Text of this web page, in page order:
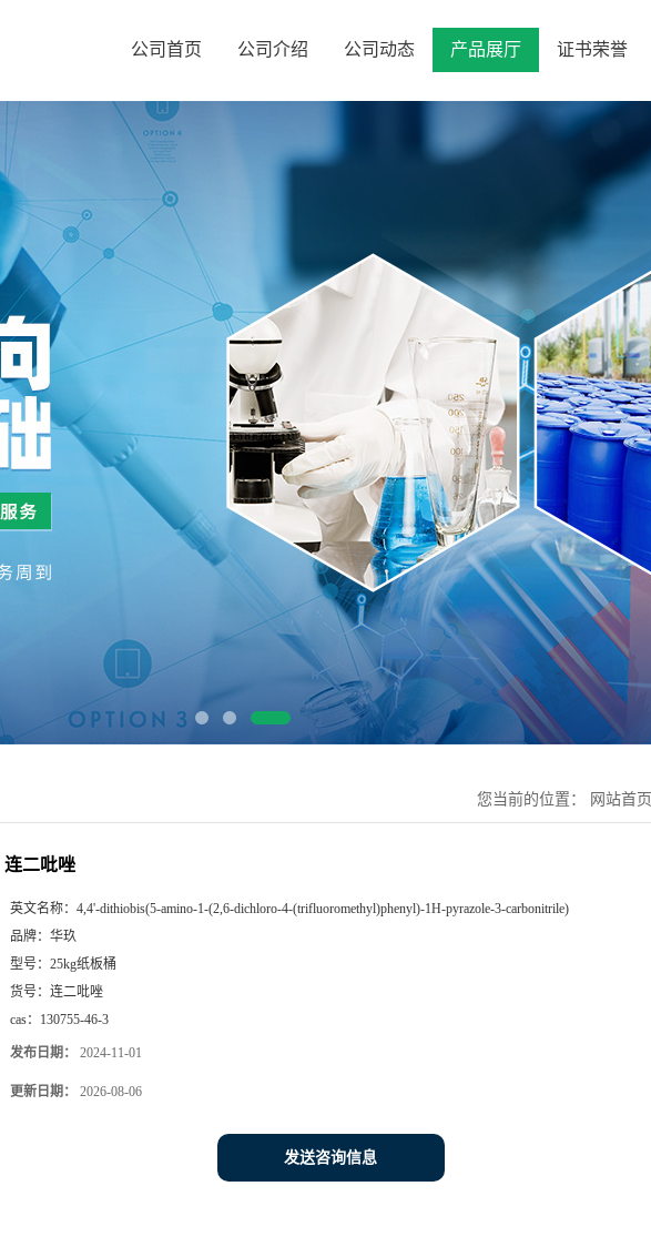
公司首页 公司介绍 公司动态 产品展厅 证书荣誉
您当前的位置： 网站首页
连二吡唑
英文名称： 4,4'-dithiobis(5-amino-1-(2,6-dichloro-4-(trifluoromethyl)phenyl)-1H-pyrazole-3-carbonitrile)
品牌： 华玖
型号： 25kg纸板桶
货号： 连二吡唑
cas： 130755-46-3
发布日期： 2024-11-01
更新日期： 2026-08-06
发送咨询信息